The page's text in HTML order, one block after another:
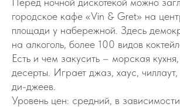
городское кафе «Vin & Gret» на
площади у набережной. Здесь
на алкоголь, более 100 видов
Есть и чем закусить – морская
десерты. Играет джаз, хаус,
ди-джеев.
Уровень цен: средний, в